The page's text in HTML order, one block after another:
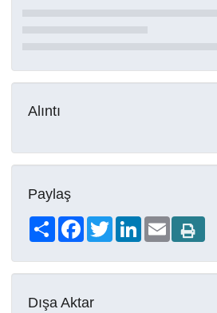
Alıntı
Paylaş
Share FacebookTwitterLinkedIn
Email
Dışa Aktar